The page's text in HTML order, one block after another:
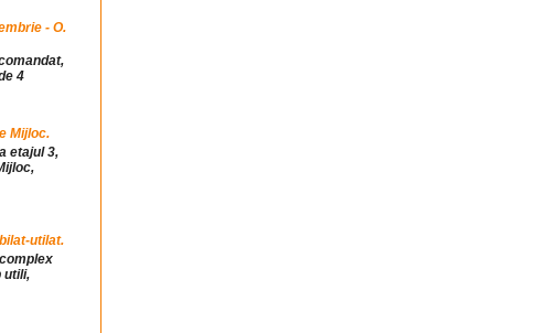
- O.
4
Mijloc.
etajul 3,
utilat.
utili,